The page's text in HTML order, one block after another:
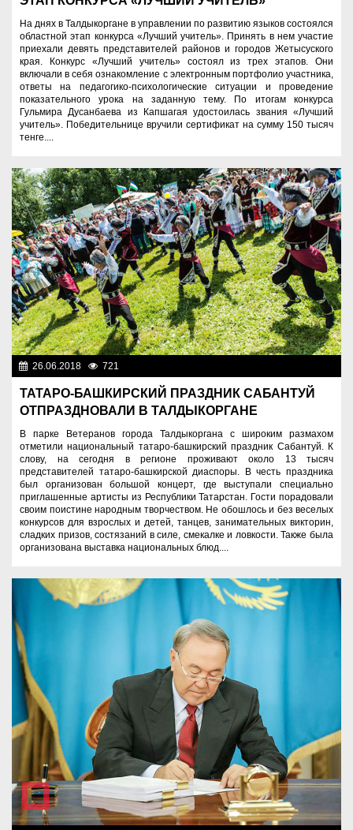
На днях в Талдыкоргане в управлении по развитию языков состоялся
областной этап конкурса «Лучший учитель». Принять в нем участие
приехали девять представителей районов и городов Жетысуского
края. Конкурс «Лучший учитель» состоял из трех этапов. Они
включали в себя ознакомление с электронным портфолио участника,
ответы на педагогико-психологические ситуации и проведение
показательного урока на заданную тему. По итогам конкурса
Гульмира Дусанбаева из Капшагая удостоилась звания «Лучший
учитель». Победительнице вручили сертификат на сумму 150 тысяч
тенге....
26.06.2018 721
ТАТАРО-БАШКИРСКИЙ ПРАЗДНИК САБАНТУЙ
ОТПРАЗДНОВАЛИ В ТАЛДЫКОРГАНЕ
В парке Ветеранов города Талдыкоргана с широким размахом
отметили национальный татаро-башкирский праздник Сабантуй. К
слову, на сегодня в регионе проживают около 13 тысяч
представителей татаро-башкирской диаспоры. В честь праздника
был организован большой концерт, где выступали специально
приглашенные артисты из Республики Татарстан. Гости порадовали
своим поистине народным творчеством. Не обошлось и без веселых
конкурсов для взрослых и детей, танцев, занимательных викторин,
сладких призов, состязаний в силе, смекалке и ловкости. Также была
организована выставка национальных блюд....